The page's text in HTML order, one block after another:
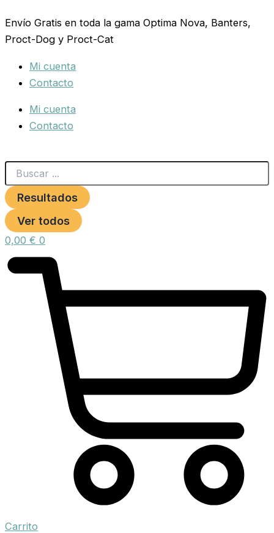
al
contenido
Envío Gratis en toda la gama Optima Nova, Banters,
Proct-Dog y Proct-Cat
Mi cuenta
Contacto
Mi cuenta
Contacto
...
Resultados
Ver todos
0,00 € 0
Carrito
DIAMSILY
15X1200
GRIS